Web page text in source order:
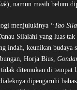
), namun masih belum
menjulukinya “Tao
Silalahi yang luas
indah, keunikan budaya
Horja Bius,
ditemukan di tempat
dipengaruhi